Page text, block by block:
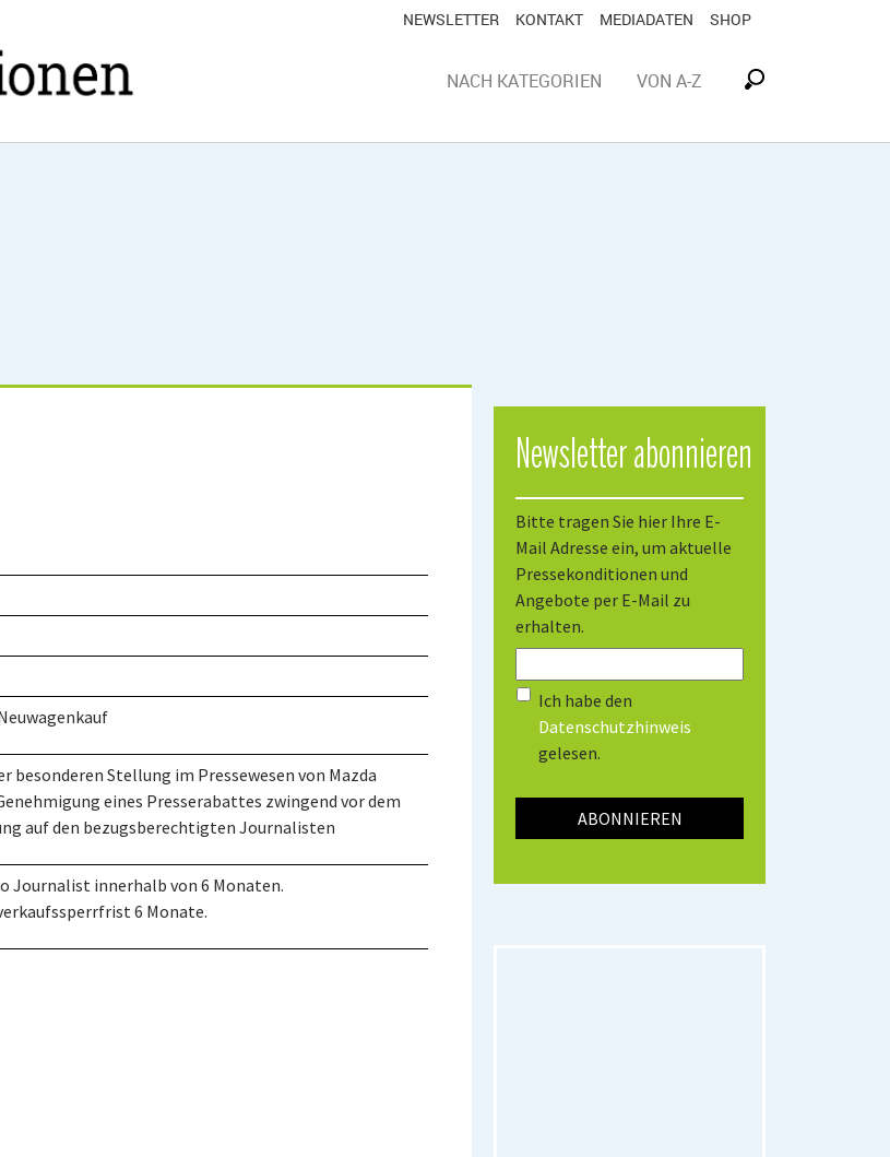
NACH KATEGORIEN VON A-Z
NEWSLETTER KONTAKT MEDIADATEN SHOP
besonderen Stellung im Pressewesen von Mazda
eines Presserabattes zwingend vor dem
auf den bezugsberechtigten Journalisten
Journalist innerhalb von 6 Monaten.
6 Monate.
Newsletter abonnieren
Bitte tragen Sie hier Ihre E-
Mail Adresse ein, um aktuelle
Pressekonditionen und
Angebote per E-Mail zu
erhalten.
Ich habe den
Datenschutzhinweis
gelesen.